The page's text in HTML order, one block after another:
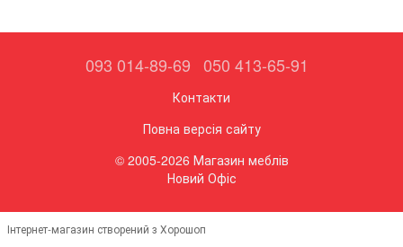
093 014-89-69 050 413-65-91
Контакти
Повна версія сайту
© 2005-2026 Магазин меблів
Новий Офіс
Інтернет-магазин створений з Хорошоп